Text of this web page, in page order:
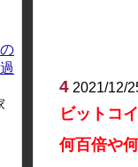
4 2021/12/
ビットコ
何百倍や